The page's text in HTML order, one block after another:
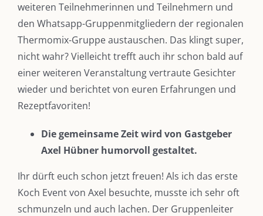
weiteren Teilnehmerinnen und Teilnehmern und
den Whatsapp-Gruppenmitgliedern der regionalen
Thermomix-Gruppe austauschen. Das klingt super,
nicht wahr? Vielleicht trefft auch ihr schon bald auf
einer weiteren Veranstaltung vertraute Gesichter
wieder und berichtet von euren Erfahrungen und
Rezeptfavoriten!
Die gemeinsame Zeit wird von Gastgeber
Axel Hübner humorvoll gestaltet.
Ihr dürft euch schon jetzt freuen! Als ich das erste
Koch Event von Axel besuchte, musste ich sehr oft
schmunzeln und auch lachen. Der Gruppenleiter